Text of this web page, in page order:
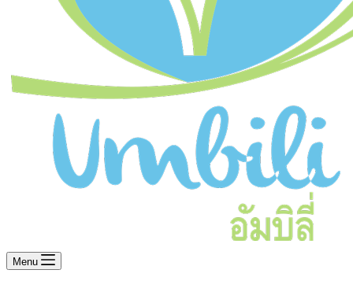
Menu